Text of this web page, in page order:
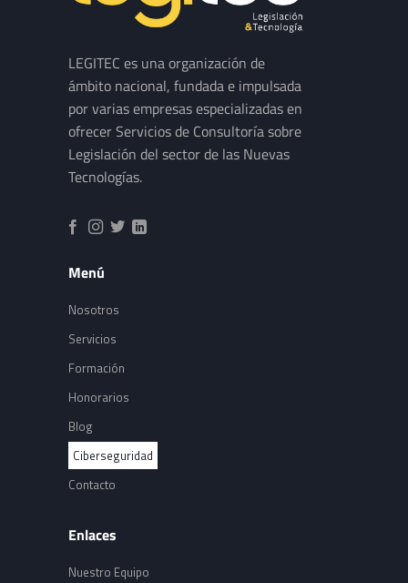
LEGITEC es una organización de
ámbito nacional, fundada e impulsada
por varias empresas especializadas en
ofrecer Servicios de Consultoría sobre
Legislación del sector de las Nuevas
Tecnologías.
Menú
Nosotros
Servicios
Formación
Honorarios
Blog
Ciberseguridad
Contacto
Enlaces
Nuestro Equipo